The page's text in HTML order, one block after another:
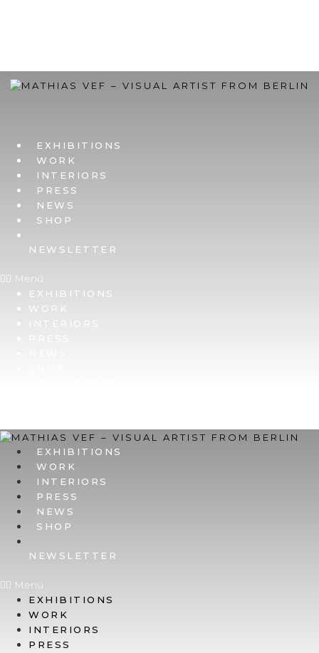
INHALT
EXHIBITIONS
WORK
INTERIORS
PRESS
NEWS
SHOP
NEWSLETTER
Menü
EXHIBITIONS
WORK
EXHIBITIONS
WORK
INTERIORS
PRESS
NEWS
SHOP
NEWSLETTER
Menü
EXHIBITIONS
WORK
INTERIORS
PRESS